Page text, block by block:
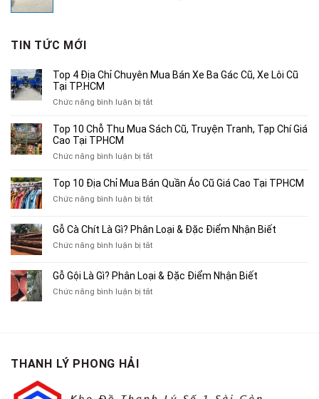
TIN TỨC MỚI
Top 4 Địa Chỉ Chuyên Mua Bán Xe Ba Gác Cũ, Xe Lôi Cũ
Tại TP.HCM
Chức năng bình luận bị tắtở
4
Chuyên
Bán
Xe
Cũ,
Xe
Cũ
TP.HCM
Top 10 Chỗ Thu Mua Sách Cũ, Truyện Tranh, Tạp Chí Giá
Cao Tại TPHCM
Chức năng bình luận bị tắtở
10
Thu
Sách
Tạp
Chí
Top 10 Địa Chỉ Mua Bán Quần Áo Cũ Giá Cao Tại TPHCM
Chức năng bình luận bị tắtở
Địa
Chỉ
Bán
Áo
Gỗ Cà Chít Là Gì? Phân Loại & Đặc Điểm Nhận Biết
Chức năng bình luận bị tắtở
Chít
Là
Gỗ Gội Là Gì? Phân Loại & Đặc Điểm Nhận Biết
Chức năng bình luận bị tắtở
THANH LÝ PHONG HẢI